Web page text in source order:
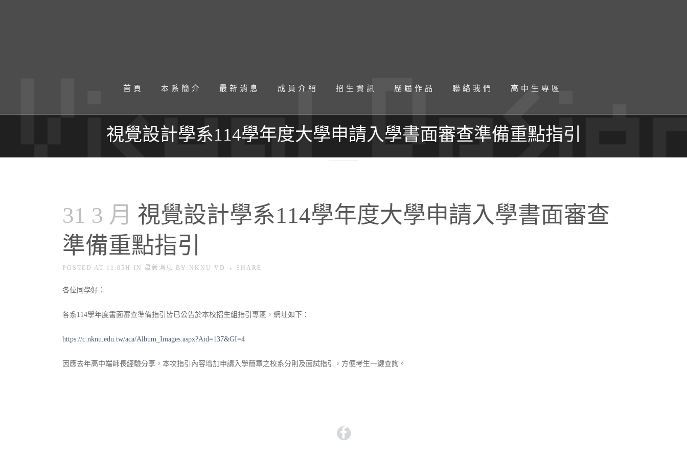
首頁 本系簡介 最新消息 成員介紹 招生資訊 歷屆作品 聯絡我們 高中生專區
視覺設計學系114學年度大學申請入學書面審查準備重點指引
31 3 月 視覺設計學系114學年度大學申請入學書面審查
準備重點指引
POSTED AT 11:05H IN 最新消息 BY NKNU VD SHARE
各位同學好：
各系114學年度書面審查準備指引皆已公告於本校招生組指引專區，網址如下：
https://c.nknu.edu.tw/aca/Album_Images.aspx?Aid=137&GI=4
因應去年高中端師長經驗分享，本次指引內容增加申請入學簡章之校系分則及面試指引，方便考生一鍵查詢。